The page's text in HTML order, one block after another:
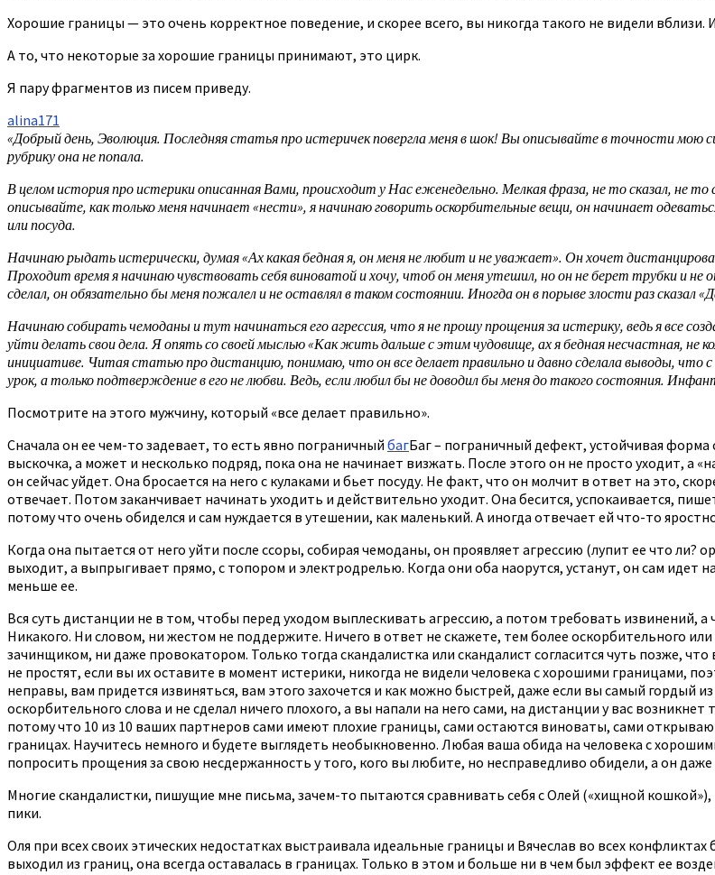
Хорошие границы — это очень корректное поведение, и скорее всего, вы никогда такого не видели вблизи.
А то, что некоторые за хорошие границы принимают, это цирк.
Я пару фрагментов из писем приведу.
alina171
«Добрый день, Эволюция. Последняя статья про истеричек повергла меня в шок! Вы описывайте в точности
рубрику она не попала.
В целом история про истерики описанная Вами, происходит у Нас еженедельно. Мелкая фраза, не то сказал, не
описывайте, как только меня начинает «нести», я начинаю говорить оскорбительные вещи, он начинает
или посуда.
Начинаю рыдать истерически, думая «Ах какая бедная я, он меня не любит и не уважает». Он хочет
Проходит время я начинаю чувствовать себя виноватой и хочу, чтоб он меня утешил, но он не берет трубки и
сделал, он обязательно бы меня пожалел и не оставлял в таком состоянии. Иногда он в порыве злости раз сказал
Начинаю собирать чемоданы и тут начинаться его агрессия, что я не прошу прощения за истерику, ведь я все
уйти делать свои дела. Я опять со своей мыслью «Как жить дальше с этим чудовище, ах я бедная несчастная,
инициативе. Читая статью про дистанцию, понимаю, что он все делает правильно и давно сделала выводы, что
урок, а только подтверждение в его не любви. Ведь, если любил бы не доводил бы меня до такого состояния.
Посмотрите на этого мужчину, который «все делает правильно».
Сначала он ее чем-то задевает, то есть явно пограничный багБаг – пограничный дефект, устойчивая
выскочка, а может и несколько подряд, пока она не начинает визжать. После этого он не просто уходит, а
он сейчас уйдет. Она бросается на него с кулаками и бьет посуду. Не факт, что он молчит в ответ на это,
отвечает. Потом заканчивает начинать уходить и действительно уходит. Она бесится, успокаивается,
потому что очень обиделся и сам нуждается в утешении, как маленький. А иногда отвечает ей что-то
Когда она пытается от него уйти после ссоры, собирая чемоданы, он проявляет агрессию (лупит ее что ли?
выходит, а выпрыгивает прямо, с топором и электродрелью. Когда они оба наорутся, устанут, он сам идет
меньше ее.
Вся суть дистанции не в том, чтобы перед уходом выплескивать агрессию, а потом требовать извинений,
Никакого. Ни словом, ни жестом не поддержите. Ничего в ответ не скажете, тем более оскорбительного
зачинщиком, ни даже провокатором. Только тогда скандалистка или скандалист согласится чуть позже,
не простят, если вы их оставите в момент истерики, никогда не видели человека с хорошими границами,
неправы, вам придется извиняться, вам этого захочется и как можно быстрей, даже если вы самый гордый
оскорбительного слова и не сделал ничего плохого, а вы напали на него сами, на дистанции у вас
потому что 10 из 10 ваших партнеров сами имеют плохие границы, сами остаются виноваты, сами
границах. Научитесь немного и будете выглядеть необыкновенно. Любая ваша обида на человека с
попросить прощения за свою несдержанность у того, кого вы любите, но несправедливо обидели, а он даже
Многие скандалистки, пишущие мне письма, зачем-то пытаются сравнивать себя с Олей («хищной
пики.
Оля при всех своих этических недостатках выстраивала идеальные границы и Вячеслав во всех
выходил из границ, она всегда оставалась в границах. Только в этом и больше ни в чем был эффект ее